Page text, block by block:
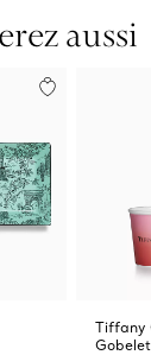
aussi
Tiffany